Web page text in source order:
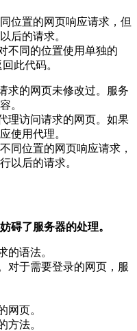
位置的网页响应请求，但
后的请求。
不同的位置使用单独的
此代码。
求的网页未修改过。服务
。
理访问请求的网页。如果
使用代理。
同位置的网页响应请求，
以后的请求。
碍了服务器的处理。
的语法。
对于需要登录的网页，服
网页。
方法。